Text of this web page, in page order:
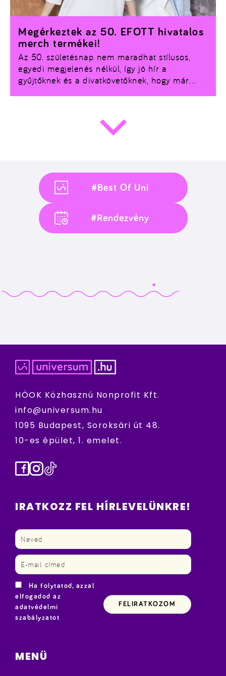
Az 50. születésnap nem maradhat stílusos,
egyedi megjelenés nélkül, így jó hír a
gyűjtőknek és a divatkövetőknek, hogy már
érdemes beszerezni a legújabb darabokat.
Megérkeztek az 50. EFOTT hivatalos
merch termékei!
#Best Of Uni
#Rendezvény
HÖOK Közhasznú Nonprofit Kft.
info@universum.hu
1095 Budapest, Soroksári út 48.
10-es épület, 1. emelet.
Facebook
Instagram
TikTok
IRATKOZZ FEL HÍRLEVELÜNKRE!
Ha folytatod, azzal
elfogadod az
adatvédelmi
szabályzatot
MENÜ